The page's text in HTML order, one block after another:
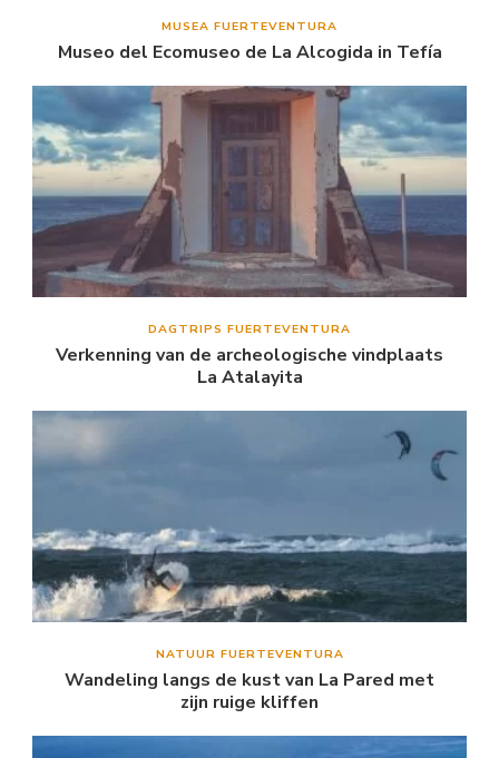
MUSEA FUERTEVENTURA
Museo del Ecomuseo de La Alcogida in Tefía
DAGTRIPS FUERTEVENTURA
Verkenning van de archeologische vindplaats
La Atalayita
NATUUR FUERTEVENTURA
Wandeling langs de kust van La Pared met
zijn ruige kliffen